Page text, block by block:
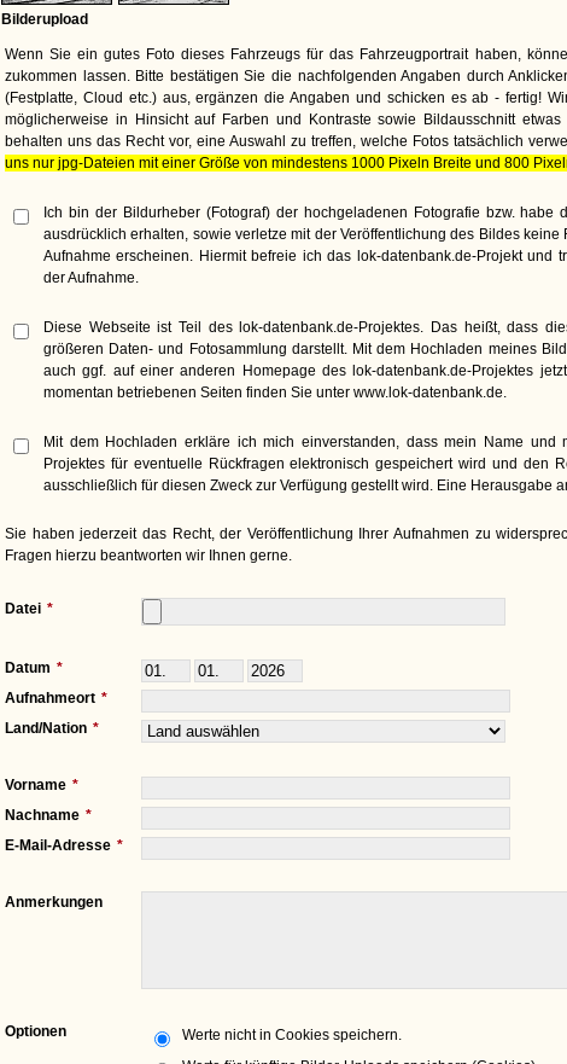
Bilderupload
Wenn Sie ein gutes Foto dieses Fahrzeugs für das Fahrzeugportrait haben,
zukommen lassen. Bitte bestätigen Sie die nachfolgenden Angaben durch
(Festplatte, Cloud etc.) aus, ergänzen die Angaben und schicken es ab - fertig!
möglicherweise in Hinsicht auf Farben und Kontraste sowie Bildausschnitt
behalten uns das Recht vor, eine Auswahl zu treffen, welche Fotos tatsächlich
uns nur jpg-Dateien mit einer Größe von mindestens 1000 Pixeln Breite und 800
Ich bin der Bildurheber (Fotograf) der hochgeladenen Fotografie bzw. habe
ausdrücklich erhalten, sowie verletze mit der Veröffentlichung des Bildes
Aufnahme erscheinen. Hiermit befreie ich das lok-datenbank.de-Projekt und
der Aufnahme.
Diese Webseite ist Teil des lok-datenbank.de-Projektes. Das heißt, dass
größeren Daten- und Fotosammlung darstellt. Mit dem Hochladen meines
auch ggf. auf einer anderen Homepage des lok-datenbank.de-Projektes
momentan betriebenen Seiten finden Sie unter www.lok-datenbank.de.
Mit dem Hochladen erkläre ich mich einverstanden, dass mein Name und
Projektes für eventuelle Rückfragen elektronisch gespeichert wird und den
ausschließlich für diesen Zweck zur Verfügung gestellt wird. Eine Herausgabe
Sie haben jederzeit das Recht, der Veröffentlichung Ihrer Aufnahmen zu
Fragen hierzu beantworten wir Ihnen gerne.
Datei
Datum
Aufnahmeort
Land/Nation
Vorname
Nachname
E-Mail-Adresse
Anmerkungen
Optionen
Werte nicht in Cookies speichern.